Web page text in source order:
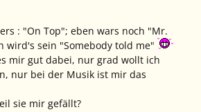
: "On Top"; eben wars noch "Mr.
wird's sein "Somebody told me"
mir gut dabei, nur grad wollt ich
nur bei der Musik ist mir das
sie mir gefällt?